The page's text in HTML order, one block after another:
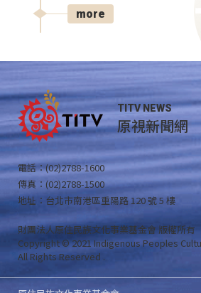
more
TITV NEWS
原視新聞網
電話：(02)2788-1600
傳真：(02)2788-1500
地址：台北市南港區重陽路 120 號 5 樓
財團法人原住民族文化事業基金會 版權所有
Copyright © 2021 Indigenous Peoples
All Rights Reserved .